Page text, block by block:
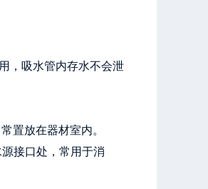
，吸水管内存水不会泄
置放在器材室内。
接口处，常用于消